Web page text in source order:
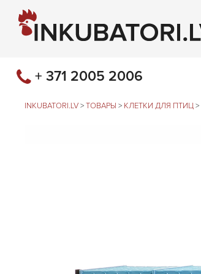
+ 371 2005 2006
INKUBATORI.LV > ТОВАРЫ > КЛЕТКИ ДЛЯ ПТИЦ >